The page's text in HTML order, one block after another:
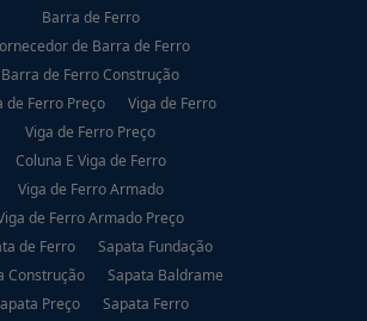
Barra de Ferro
de Barra de Ferro
Barra de Ferro Construção
de Ferro Preço
Viga de Ferro
Viga de Ferro Preço
Coluna E Viga de Ferro
Viga de Ferro Armado
de Ferro Armado Preço
de Ferro
Sapata Fundação
Construção
Sapata Baldrame
Preço
Sapata Ferro